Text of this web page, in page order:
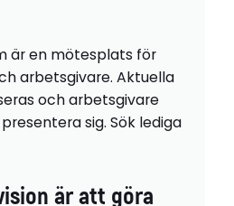
är en mötesplats för
arbetsgivare. Aktuella
och arbetsgivare
sig. Sök lediga
är att göra